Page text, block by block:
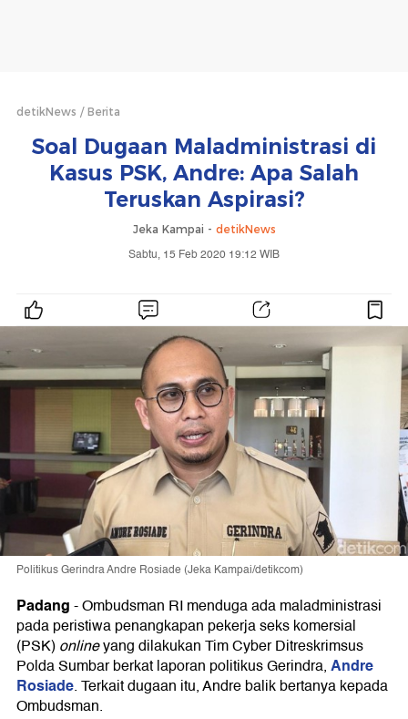
detikNews Berita
Soal Dugaan Maladministrasi di
Kasus PSK, Andre: Apa Salah
Teruskan Aspirasi?
Jeka Kampai - detikNews
Sabtu, 15 Feb 2020 19:12 WIB
Politikus Gerindra Andre Rosiade (Jeka Kampai/detikcom)
Padang-Ombudsman RI menduga ada maladministrasi
pada peristiwa penangkapan pekerja seks komersial
(PSK)onlineyang dilakukan Tim Cyber Ditreskrimsus
Polda Sumbar berkat laporan politikus Gerindra,Andre
Rosiade. Terkait dugaan itu, Andre balik bertanya kepada
Ombudsman.